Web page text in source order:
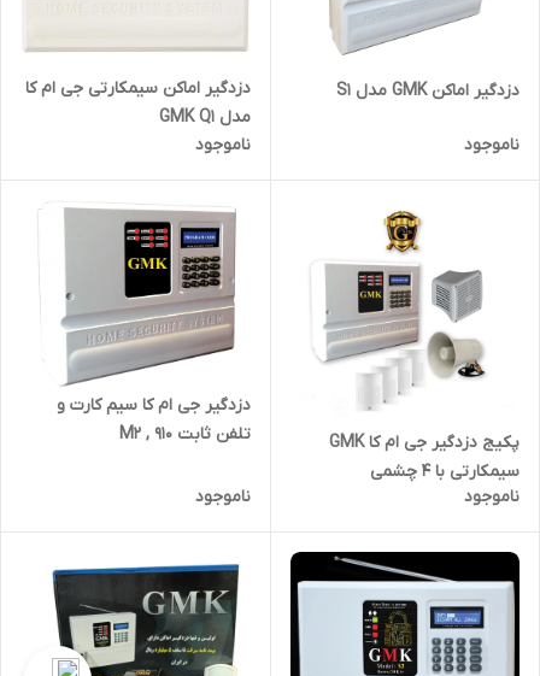
دزدگیر اماکن GMK مدل S1
ناموجود
دزدگیر اماکن سیمکارتی جی ام کا
مدل GMK Q1
ناموجود
پکیج دزدگیر جی ام کا GMK
سیمکارتی با 4 چشمی
ناموجود
دزدگیر جی ام کا سیم کارت و
تلفن ثابت M2 , 910
ناموجود